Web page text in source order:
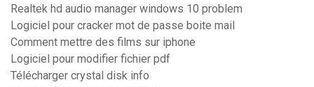
Realtek hd audio manager windows 10 problem
Logiciel pour cracker mot de passe boite mail
Comment mettre des films sur iphone
Logiciel pour modifier fichier pdf
Télécharger crystal disk info